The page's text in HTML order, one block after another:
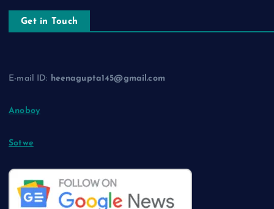
Get in Touch
E-mail ID: heenagupta145@gmail.com
Anoboy
Sotwe